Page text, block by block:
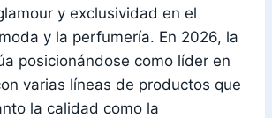
y exclusividad en el
y la perfumería. En 2026, la
posicionándose como líder en
varias líneas de productos que
la calidad como la